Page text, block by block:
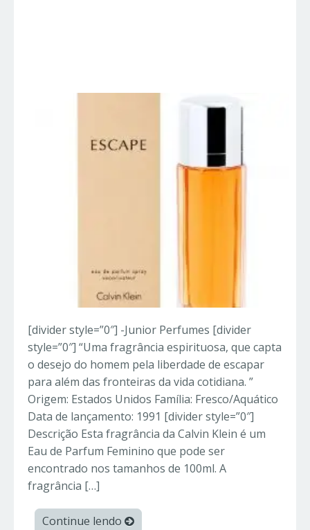
[divider style=”0″] -Junior Perfumes [divider
style=”0″] “Uma fragrância espirituosa, que capta
o desejo do homem pela liberdade de escapar
para além das fronteiras da vida cotidiana. ”
Origem: Estados Unidos Família: Fresco/Aquático
Data de lançamento: 1991 [divider style=”0″]
Descrição Esta fragrância da Calvin Klein é um
Eau de Parfum Feminino que pode ser
encontrado nos tamanhos de 100ml. A
fragrância […]
Continue lendo